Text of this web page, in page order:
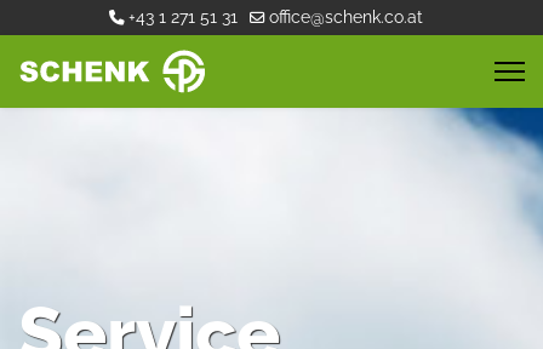
+43 1 271 51 31 office@schenk.co.at